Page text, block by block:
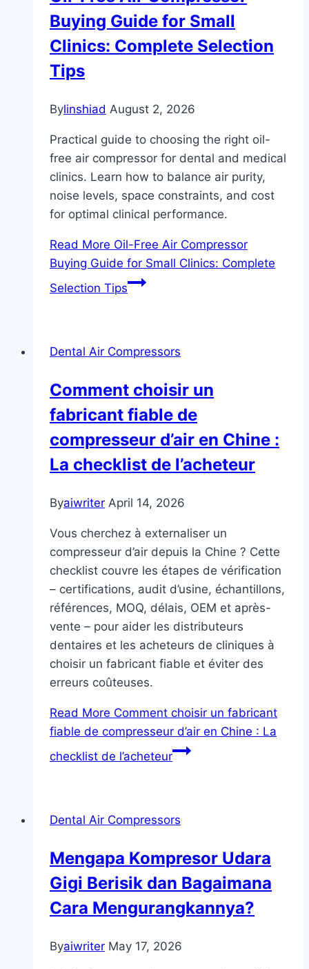
Buying Guide for Small
Clinics: Complete Selection
Tips
Bylinshiad August 2, 2026
Practical guide to choosing the right oil-
free air compressor for dental and medical
clinics. Learn how to balance air purity,
noise levels, space constraints, and cost
for optimal clinical performance.
Read More Oil-Free Air Compressor
Buying Guide for Small Clinics: Complete
Selection Tips
Dental Air Compressors
Comment choisir un
fabricant fiable de
compresseur d’air en Chine :
La checklist de l’acheteur
Byaiwriter April 14, 2026
Vous cherchez à externaliser un
compresseur d’air depuis la Chine ? Cette
checklist couvre les étapes de vérification
– certifications, audit d’usine, échantillons,
références, MOQ, délais, OEM et après-
vente – pour aider les distributeurs
dentaires et les acheteurs de cliniques à
choisir un fabricant fiable et éviter des
erreurs coûteuses.
Read More Comment choisir un fabricant
fiable de compresseur d’air en Chine : La
checklist de l’acheteur
Dental Air Compressors
Mengapa Kompresor Udara
Gigi Berisik dan Bagaimana
Cara Mengurangkannya?
Byaiwriter May 17, 2026